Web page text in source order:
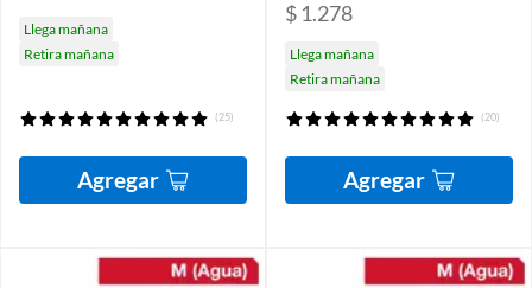
Llega mañana
Retira mañana
(25)
Agregar
$ 1.278
Llega mañana
Retira mañana
(20)
Agregar